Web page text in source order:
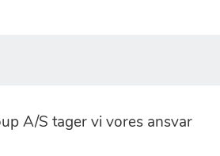
A/S tager vi vores ansvar